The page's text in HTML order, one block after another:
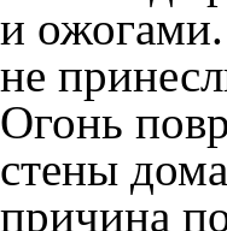
и
не
Огонь
стены
причина